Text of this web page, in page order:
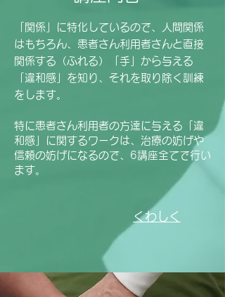
「関係」に特化しているので、人間関係
はもちろん、患者さん利用者さんと直接
関係する（ふれる）「手」から与える
「違和感」を知り、それを取り除く訓練
をします。
特に患者さん利用者の方達に与える「違
和感」に関するワークは、治療の妨げや
信頼の妨げになるので、6講座全てで行い
ます。
くわしく